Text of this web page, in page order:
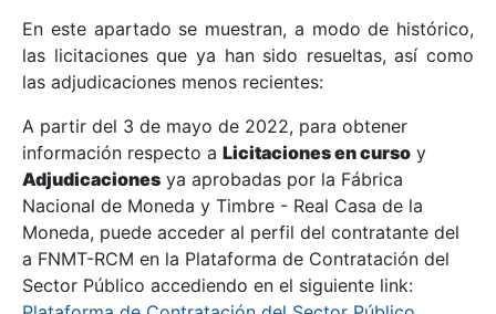
Mostrar/Ocultar
Mostrar/Ocultar
En este apartado se muestran, a modo de histórico,
las licitaciones que ya han sido resueltas, así como
las adjudicaciones menos recientes:
A partir del 3 de mayo de 2022, para obtener
información respecto a Licitaciones en curso y
Adjudicaciones ya aprobadas por la Fábrica
Nacional de Moneda y Timbre - Real Casa de la
Moneda, puede acceder al perfil del contratante del
a FNMT-RCM en la Plataforma de Contratación del
Sector Público accediendo en el siguiente link: